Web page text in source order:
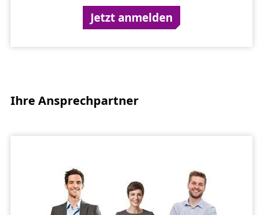
Jetzt anmelden
Ihre Ansprechpartner